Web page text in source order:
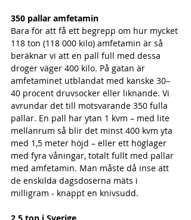
350 pallar amfetamin
Bara för att få ett begrepp om hur mycket
118 ton (118 000 kilo) amfetamin är så
beräknar vi att en pall full med dessa
droger väger 400 kilo. På gatan är
amfetaminet utblandat med kanske 30–
40 procent druvsocker eller liknande. Vi
avrundar det till motsvarande 350 fulla
pallar. En pall har ytan 1 kvm – med lite
mellanrum så blir det minst 400 kvm yta
med 1,5 meter höjd – eller ett höglager
med fyra våningar, totalt fullt med pallar
med amfetamin. Man måste då inse att
de enskilda dagsdoserna mäts i
milligram - knappt en knivsudd.